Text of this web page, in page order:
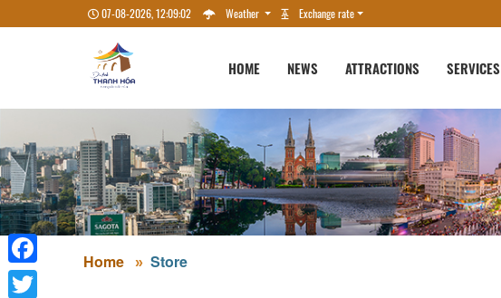
07-08-2026, 12:09:05 Weather Exchange rate
HOME NEWS ATTRACTIONS SERVICES
Home Store
Facebook